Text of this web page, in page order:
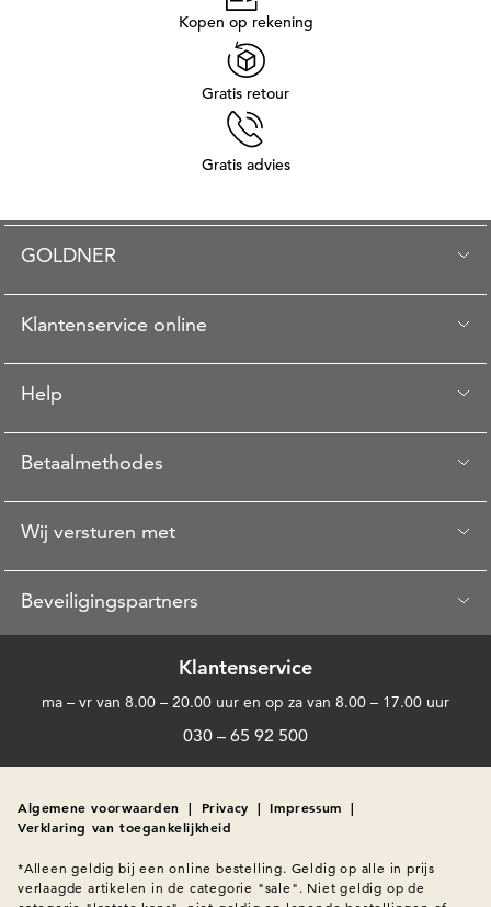
Kopen op rekening
Gratis retour
Gratis advies
GOLDNER
Klantenservice online
Help
Betaalmethodes
Wij versturen met
Beveiligingspartners
Klantenservice
ma – vr van 8.00 – 20.00 uur en op za van 8.00 – 17.00 uur
030 – 65 92 500
Algemene voorwaarden | Privacy | Impressum |
Verklaring van toegankelijkheid
*Alleen geldig bij een online bestelling. Geldig op alle in prijs
verlaagde artikelen in de categorie "sale". Niet geldig op de